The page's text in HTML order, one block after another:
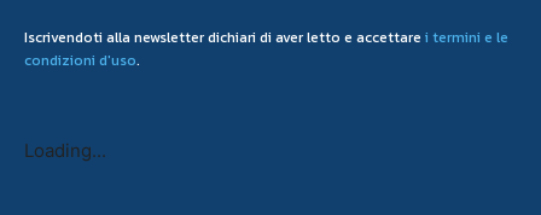
Iscrivendoti alla newsletter dichiari di aver letto e accettare i termini e le
condizioni d'uso.
Loading...